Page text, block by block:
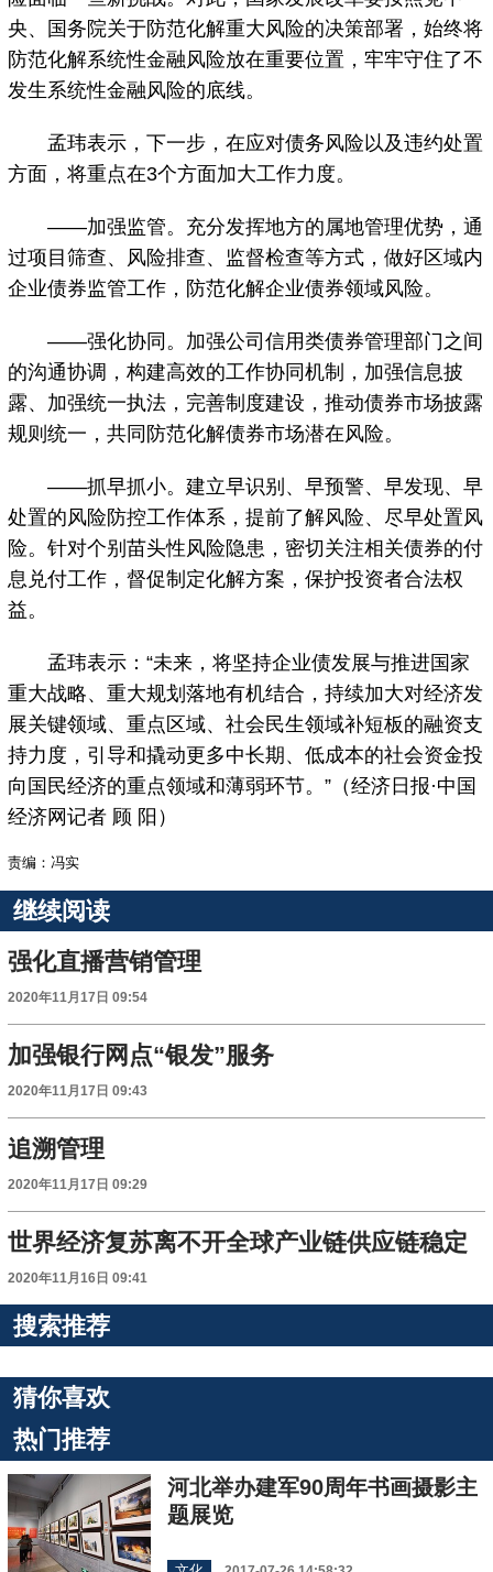
央、国务院关于防范化解重大风险的决策部署，始终将
防范化解系统性金融风险放在重要位置，牢牢守住了不
发生系统性金融风险的底线。
孟玮表示，下一步，在应对债务风险以及违约处置
方面，将重点在3个方面加大工作力度。
——加强监管。充分发挥地方的属地管理优势，通
过项目筛查、风险排查、监督检查等方式，做好区域内
企业债券监管工作，防范化解企业债券领域风险。
——强化协同。加强公司信用类债券管理部门之间
的沟通协调，构建高效的工作协同机制，加强信息披
露、加强统一执法，完善制度建设，推动债券市场披露
规则统一，共同防范化解债券市场潜在风险。
——抓早抓小。建立早识别、早预警、早发现、早
处置的风险防控工作体系，提前了解风险、尽早处置风
险。针对个别苗头性风险隐患，密切关注相关债券的付
息兑付工作，督促制定化解方案，保护投资者合法权
益。
孟玮表示：“未来，将坚持企业债发展与推进国家
重大战略、重大规划落地有机结合，持续加大对经济发
展关键领域、重点区域、社会民生领域补短板的融资支
持力度，引导和撬动更多中长期、低成本的社会资金投
向国民经济的重点领域和薄弱环节。”（经济日报·中国
经济网记者 顾 阳）
责编：冯实
继续阅读
强化直播营销管理
2020年11月17日 09:54
加强银行网点“银发”服务
2020年11月17日 09:43
追溯管理
2020年11月17日 09:29
世界经济复苏离不开全球产业链供应链稳定
2020年11月16日 09:41
搜索推荐
猜你喜欢
热门推荐
河北举办建军90周年书画摄影主
题展览